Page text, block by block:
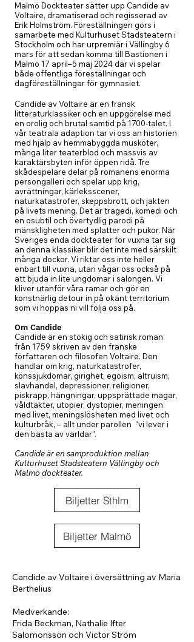
Malmö Dockteater sätter upp Candide av
Voltaire, dramatiserad och regisserad av
Erik Holmström. Föreställningen görs i
samarbete med Kulturhuset Stadsteatern i
Stockholm och har urpremiär i Vällingby 6
mars för att sedan komma till Bastionen i
Malmö 17 april–5 maj 2024 där vi spelar
både offentliga föreställningar och
dagföreställningar för gymnasiet.
Candide av Voltaire är en fransk
litteraturklassiker och en uppgörelse med
en orolig och brutal samtid på 1700-talet. I
vår teatrala adaption tar vi oss an historien
med hjälp av hemmabyggda musköter,
många liter teaterblod och massvis av
karaktärsbyten inför öppen ridå. Tre
skådespelare delar på romanens enorma
persongalleri och spelar upp krig,
avrättningar, kärleksscener,
naturkatastrofer, skeppsbrott, och jakten
på livets mening. Det är tragedi, komedi och
en osubtil och övertydlig parodi på
mänskligheten med splatter och pukor. När
Sveriges enda dockteater för vuxna tar sig
an denna klassiker blir det inte med särskilt
många dockor. Vi riktar oss inte heller
enbart till vuxna, utan vågar oss också på
att bjuda in lite ungdomar i salongen. Vi
kliver utanför våra ramar och gör en
konstnärlig detour in på okänt territorium
som vi hoppas ni vill följa oss på.
Om Candide
Candide är en stökig och satirisk roman
från 1759 skriven av den franske
författaren och filosofen Voltaire. Den
handlar om krig, naturkatastrofer,
könssjukdomar, girighet, egoism, altruism,
slavhandel, depressioner, religioner,
piskrapp, hängningar, uppsprättade magar,
våldtäkter, utopier, dystopier, meningen
med livet, meningslösheten med livet och
kulturbråk, – allt under parollen “vi lever i
den bästa av världar”.
Candide är en samproduktion mellan
Kulturhuset Stadsteatern Vällingby och
Malmö dockteater.
Biljetter Sthlm
Biljetter Malmö
Candide av Voltaire i översättning av Maria
Berthelius
Medverkande:
Frida Beckman, Nathalie Ifter
Salomonsson och Victor Ström